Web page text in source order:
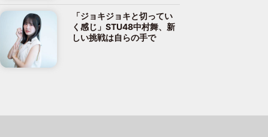
「ジョキジョキと切ってい
く感じ」STU48中村舞、新
しい挑戦は自らの手で